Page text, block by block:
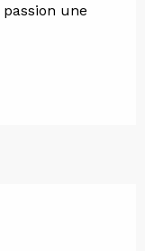
une